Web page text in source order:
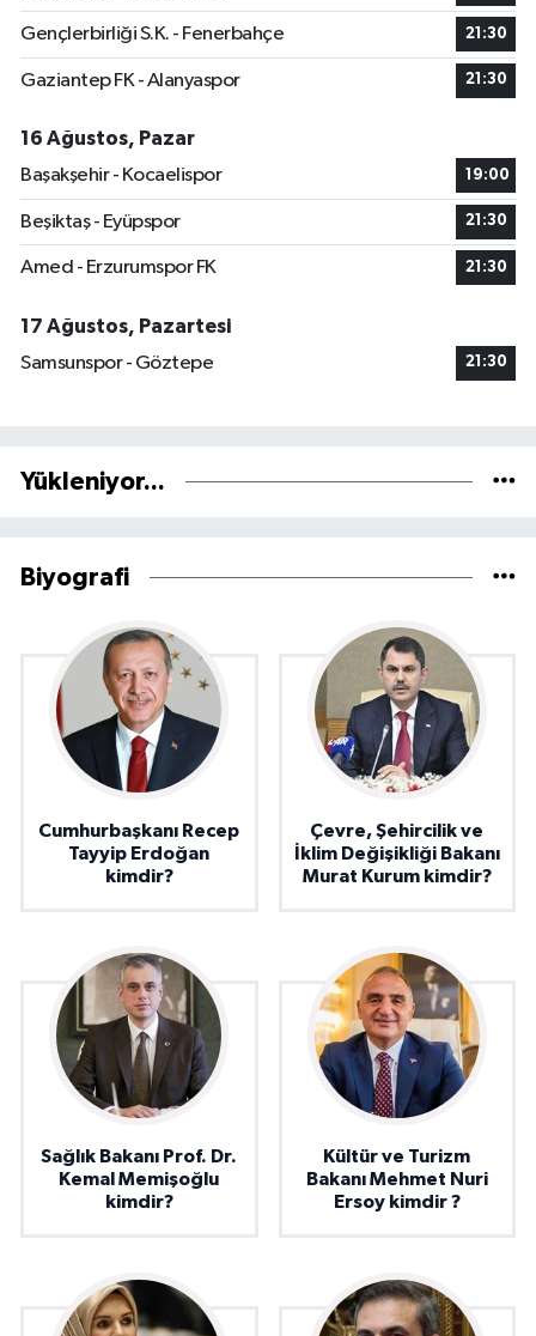
Gençlerbirliği S.K. - Fenerbahçe 21:30
Gaziantep FK - Alanyaspor 21:30
16 Ağustos, Pazar
Başakşehir - Kocaelispor
19:00
Beşiktaş - Eyüpspor 21:30
Amed - Erzurumspor FK 21:30
17 Ağustos, Pazartesi
Samsunspor - Göztepe
21:30
Yükleniyor...
Biyografi
Cumhurbaşkanı Recep
Tayyip Erdoğan
kimdir?
Çevre, Şehircilik ve
İklim Değişikliği Bakanı
Murat Kurum kimdir?
Sağlık Bakanı Prof. Dr.
Kemal Memişoğlu
kimdir?
Kültür ve Turizm
Bakanı Mehmet Nuri
Ersoy kimdir ?